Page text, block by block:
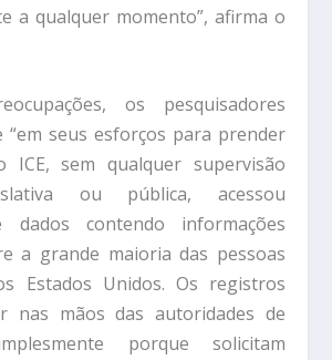
a qualquer momento”, afirma o
os pesquisadores
“em seus esforços para prender
sem qualquer supervisão
ou pública, acessou
dados contendo informações
a grande maioria das pessoas
Estados Unidos. Os registros
nas mãos das autoridades de
porque solicitam